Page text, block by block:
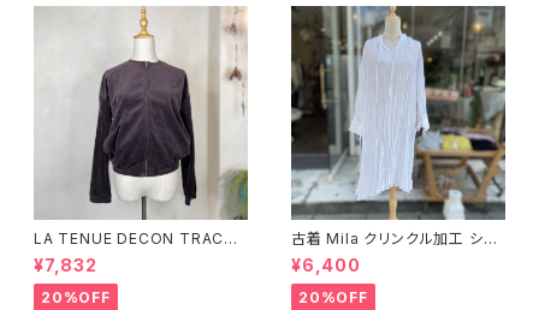
LA TENUE DECON TRACTE
E ブラウンジャケット
¥7,832
20%OFF
古着 Mila クリンクル加工 シャ
ツワンピース
¥6,400
20%OFF